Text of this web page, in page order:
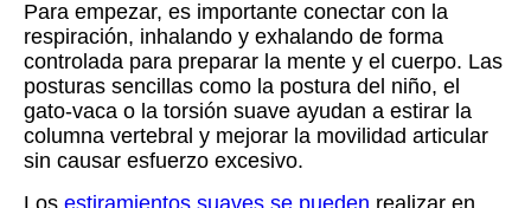
Para empezar, es importante conectar con la
respiración, inhalando y exhalando de forma
controlada para preparar la mente y el cuerpo. Las
posturas sencillas como la postura del niño, el
gato-vaca o la torsión suave ayudan a estirar la
columna vertebral y mejorar la movilidad articular
sin causar esfuerzo excesivo.
Los estiramientos suaves se pueden realizar en